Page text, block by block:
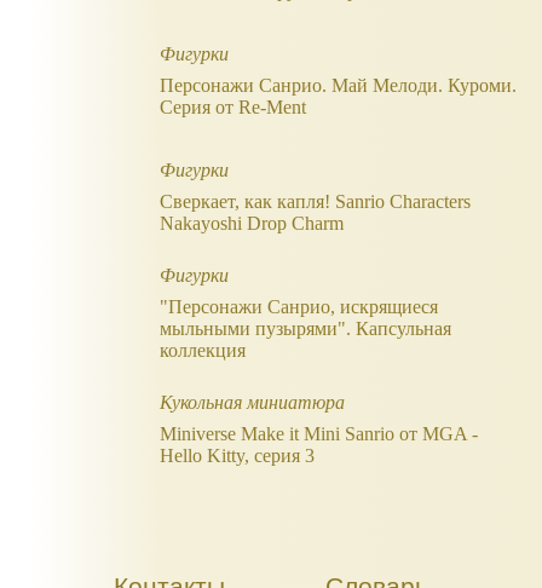
Фигурки
Персонажи Санрио. Май Мелоди. Куроми.
Серия от Re-Ment
Фигурки
Сверкает, как капля! Sanrio Characters
Nakayoshi Drop Charm
Фигурки
"Персонажи Санрио, искрящиеся
мыльными пузырями". Капсульная
коллекция
Кукольная миниатюра
Miniverse Make it Mini Sanrio от MGA -
Hello Kitty, серия 3